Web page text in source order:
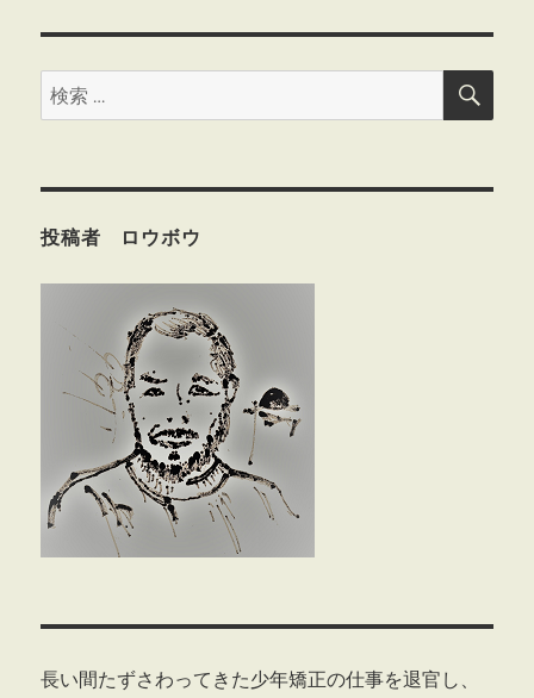
検
索:
検
投稿者 ロウボウ
長い間たずさわってきた少年矯正の仕事を退官し、